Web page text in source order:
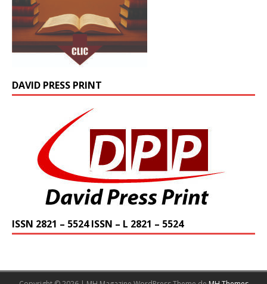
DAVID PRESS PRINT
ISSN 2821 – 5524 ISSN – L 2821 – 5524